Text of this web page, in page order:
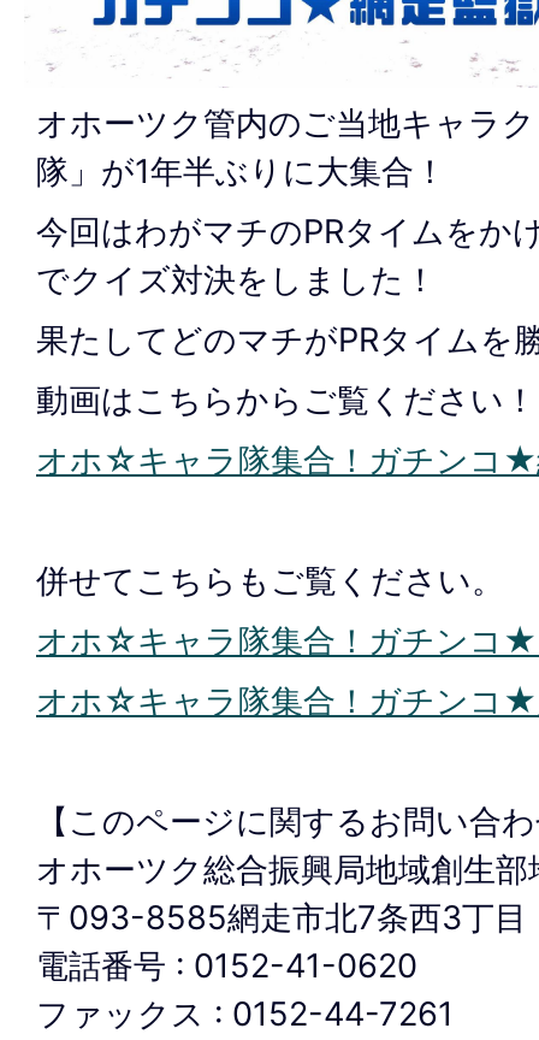
オホーツク管内のご当地キャラ
隊」が1年半ぶりに大集合！
今回はわがマチのPRタイムをか
でクイズ対決をしました！
果たしてどのマチがPRタイムを
動画はこちらからご覧ください！
オホ☆キャラ隊集合！ガチンコ★
併せてこちらもご覧ください。
オホ☆キャラ隊集合！ガチンコ★
オホ☆キャラ隊集合！ガチンコ★
【このページに関するお問い合
オホーツク総合振興局地域創生部
〒093-8585網走市北7条西3丁目
電話番号 : 0152-41-0620
ファックス : 0152-44-7261